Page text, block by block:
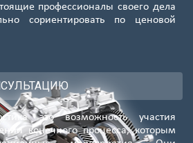
профессионалы своего дела
сориентировать по ценовой
это возможность участия
конечного процесса, которым